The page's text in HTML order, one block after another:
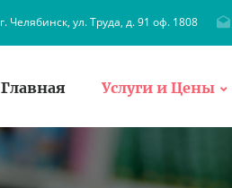
г. Челябинск, ул. Труда, д. 91 оф. 1808
Главная Услуги и Цены